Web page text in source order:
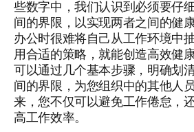
些数字中，我们认识到必须要仔
间的界限，以实现两者之间的健
办公时很难将自己从工作环境中
用合适的策略，就能创造高效健
可以通过几个基本步骤，明确划
间的界限，为您组织中的其他人
来，您不仅可以避免工作倦怠，
高工作效率。